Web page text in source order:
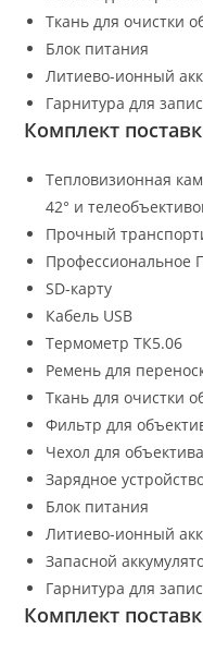
Ткань для очистки
Блок питания
Литиево-ионный
Гарнитура для
Комплект
Тепловизионная
42° и
Прочный
Профессиональное
SD-карту
Кабель USB
Термометр ТК5.06
Ремень для
Ткань для очистки
Фильтр для
Чехол для объектива
Зарядное
Блок питания
Литиево-ионный
Запасной
Гарнитура для
Комплект